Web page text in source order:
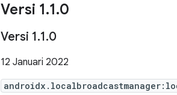
Versi 1.1.0
Versi 1.1.0
12 Januari 2022